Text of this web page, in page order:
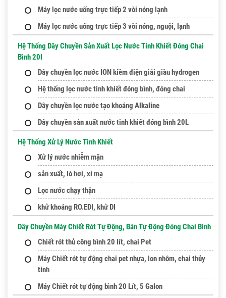
Máy lọc nước uống trực tiếp 2 vòi nóng lạnh
Máy lọc nước uống trực tiếp 3 vòi nóng, nguội, lạnh
Hệ Thống Dây Chuyền Sản Xuất Lọc Nước Tinh Khiết Đóng Chai
Bình 20l
Dây chuyền lọc nước ION kiềm điện giải giàu hydrogen
Hệ thống lọc nước tinh khiết đóng bình, đóng chai
Dây chuyền lọc nước tạo khoáng Alkaline
Dây chuyền sản xuất nước tinh khiết đóng bình 20L
Hệ Thống Xử Lý Nước Tinh Khiết
Xử lý nước nhiễm mặn
sản xuất, lò hơi, xi mạ
Lọc nước chạy thận
khử khoáng RO.EDI, khử DI
Dây Chuyền Máy Chiết Rót Tự Động, Bán Tự Động Đóng Chai Bình
Chiết rót thủ công bình 20 lít, chai Pet
Máy Chiết rót tự động chai pet nhựa, lon nhôm, chai thủy
tinh
Máy Chiết rót tự động bình 20 Lít, 5 Galon